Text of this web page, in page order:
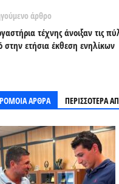
άρθρο
τέχνης άνοιξαν τις
στην ετήσια έκθεση ενηλίκων
ΑΡΘΡΑ ΠΕΡΙΣΣΟΤΕΡΑ